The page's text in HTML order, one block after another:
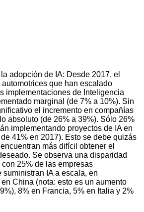
adopción de IA: Desde 2017, el
que han escalado
implementaciones de Inteligencia
marginal (de 7% a 10%). Sin
el incremento en compañías
absoluto (de 26% a 39%). Sólo 26%
implementando proyectos de IA en
41% en 2017). Esto se debe quizás
más difícil obtener el
Se observa una disparidad
25% de las empresas
IA a escala, en
China (nota: esto es un aumento
8% en Francia, 5% en Italia y 2%